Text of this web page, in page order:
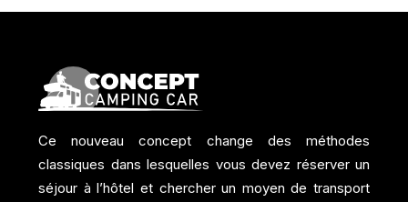
Ce nouveau concept change des méthodes
classiques dans lesquelles vous devez réserver un
séjour à l’hôtel et chercher un moyen de transport